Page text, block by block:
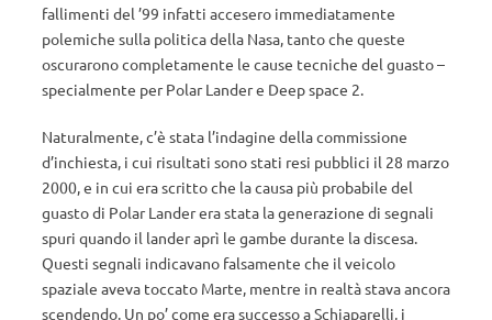
fallimenti del ’99 infatti accesero immediatamente
polemiche sulla politica della Nasa, tanto che queste
oscurarono completamente le cause tecniche del guasto –
specialmente per Polar Lander e Deep space 2.
Naturalmente, c’è stata l’indagine della commissione
d’inchiesta, i cui risultati sono stati resi pubblici il 28 marzo
2000, e in cui era scritto che la causa più probabile del
guasto di Polar Lander era stata la generazione di segnali
spuri quando il lander aprì le gambe durante la discesa.
Questi segnali indicavano falsamente che il veicolo
spaziale aveva toccato Marte, mentre in realtà stava ancora
scendendo. Un po’ come era successo a Schiaparelli, i